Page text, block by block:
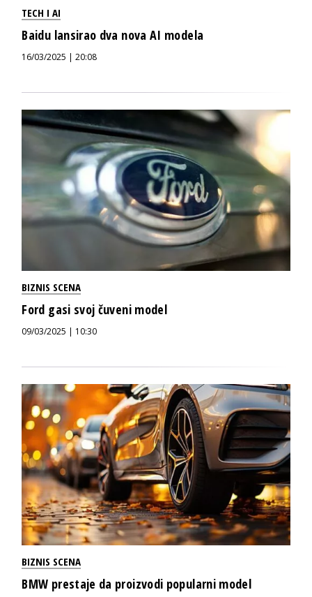
TECH I AI
Baidu lansirao dva nova AI modela
16/03/2025 | 20:08
BIZNIS SCENA
Ford gasi svoj čuveni model
09/03/2025 | 10:30
BIZNIS SCENA
BMW prestaje da proizvodi popularni model